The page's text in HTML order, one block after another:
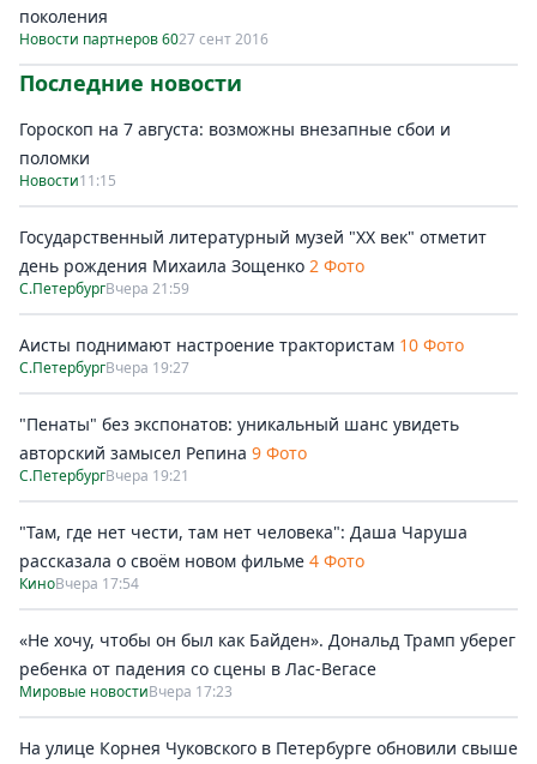
поколения
Новости партнеров 6027 сент 2016
Последние новости
Гороскоп на 7 августа: возможны внезапные сбои и
поломки
Новости11:15
Государственный литературный музей "ХХ век" отметит
день рождения Михаила Зощенко 2 Фото
С.ПетербургВчера 21:59
Аисты поднимают настроение трактористам 10 Фото
С.ПетербургВчера 19:27
"Пенаты" без экспонатов: уникальный шанс увидеть
авторский замысел Репина 9 Фото
С.ПетербургВчера 19:21
"Там, где нет чести, там нет человека": Даша Чаруша
рассказала о своём новом фильме 4 Фото
КиноВчера 17:54
«Не хочу, чтобы он был как Байден». Дональд Трамп уберег
ребенка от падения со сцены в Лас-Вегасе
Мировые новостиВчера 17:23
На улице Корнея Чуковского в Петербурге обновили свыше